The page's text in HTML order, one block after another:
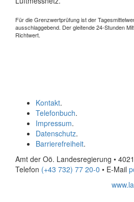
Für die Grenzwertprüfung ist der
ausschlaggebend. Der gleitende 24-Stunden
Richtwert.
Kontakt.
Telefonbuch.
Impressum.
Datenschutz.
Barrierefreiheit.
Amt der Oö. Landesregierung •
Telefon (+43 732) 77 20-0 • E-Mail